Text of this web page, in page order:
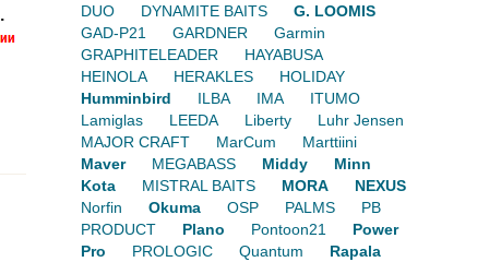
DUO
DYNAMITE BAITS
G. LOOMIS
GAD-P21
GARDNER
Garmin
GRAPHITELEADER
HAYABUSA
HEINOLA
HERAKLES
HOLIDAY
Humminbird
ILBA IMA
ITUMO
Lamiglas
LEEDA Liberty
Luhr Jensen
MAJOR CRAFT
MarCum
Marttiini
Maver
MEGABASS Middy
Minn
Kota
MISTRAL BAITS MORA
NEXUS
Norfin
Okuma OSP PALMS
PB
PRODUCT
Plano Pontoon21
Power
Pro
PROLOGIC Quantum
Rapala